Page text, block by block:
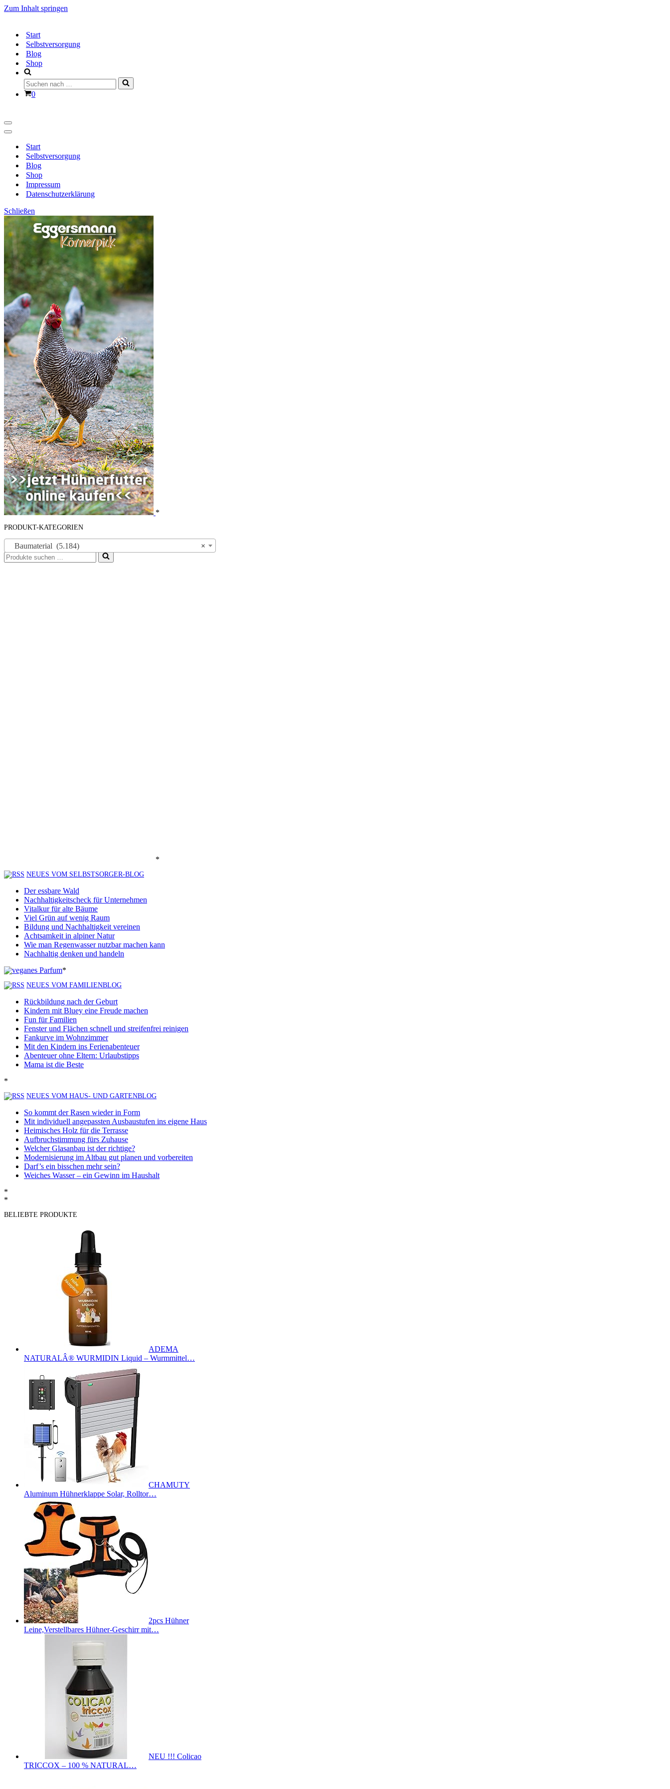
Zum Inhalt springen
Start
Selbstversorgung
Blog
Shop
Suchen
nach …
Warenkorb
0
Navigationsmenü
Navigationsmenü
Start
Selbstversorgung
Blog
Shop
Impressum
Datenschutzerklärung
Schließen
*
PRODUKT-KATEGORIEN
×
Baumaterial (5.184)
Suchen
nach …
*
NEUES VOM SELBSTSORGER-BLOG
Der essbare Wald
Nachhaltigkeitscheck für Unternehmen
Vitalkur für alte Bäume
Viel Grün auf wenig Raum
Bildung und Nachhaltigkeit vereinen
Achtsamkeit in alpiner Natur
Wie man Regenwasser nutzbar machen kann
Nachhaltig denken und handeln
*
NEUES VOM FAMILIENBLOG
Rückbildung nach der Geburt
Kindern mit Bluey eine Freude machen
Fun für Familien
Fenster und Flächen schnell und streifenfrei reinigen
Fankurve im Wohnzimmer
Mit den Kindern ins Ferienabenteuer
Abenteuer ohne Eltern: Urlaubstipps
Mama ist die Beste
*
NEUES VOM HAUS- UND GARTENBLOG
So kommt der Rasen wieder in Form
Mit individuell angepassten Ausbaustufen ins eigene Haus
Heimisches Holz für die Terrasse
Aufbruchstimmung fürs Zuhause
Welcher Glasanbau ist der richtige?
Modernisierung im Altbau gut planen und vorbereiten
Darf’s ein bisschen mehr sein?
Weiches Wasser – ein Gewinn im Haushalt
*
*
BELIEBTE PRODUKTE
ADEMA
NATURALÂ® WURMIDIN Liquid – Wurmmittel…
CHAMUTY
Aluminum Hühnerklappe Solar, Rolltor…
2pcs Hühner
Leine,Verstellbares Hühner-Geschirr mit…
NEU !!! Colicao
TRICCOX – 100 % NATURAL…